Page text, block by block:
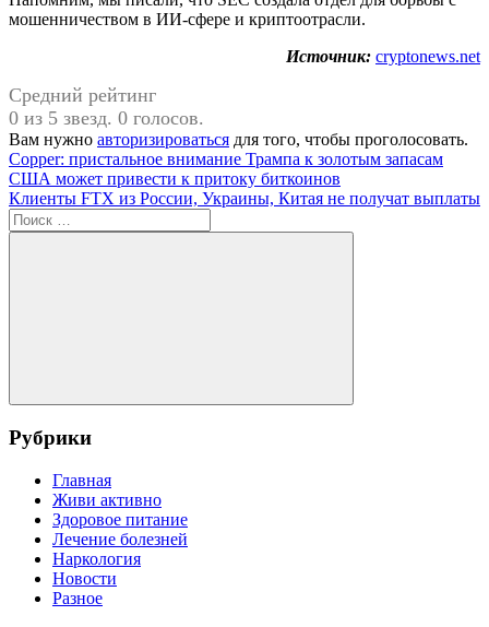
мошенничеством в ИИ-сфере и криптоотрасли.
Источник: cryptonews.net
Средний рейтинг
0 из 5 звезд. 0 голосов.
Вам нужно авторизироваться для того, чтобы проголосовать.
Навигация
по
записям
Предыдущая
запись:
Copper: пристальное внимание Трампа к золотым запасам
США может привести к притоку биткоинов
Следующая
запись:
Клиенты FTX из России, Украины, Китая не получат выплаты
Поиск
для:
Поиск
Рубрики
Главная
Живи активно
Здоровое питание
Лечение болезней
Наркология
Новости
Разное